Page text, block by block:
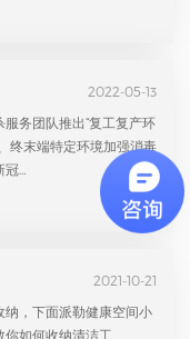
2022-05-13
务团队推出“复工复产环
终末端特定环境加强消毒
…
2021-10-21
，下面派勒健康空间小
你如何收纳清洁工